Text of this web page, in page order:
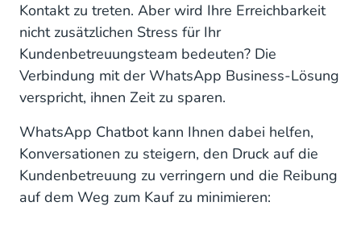
Kontakt zu treten. Aber wird Ihre Erreichbarkeit
nicht zusätzlichen Stress für Ihr
Kundenbetreuungsteam bedeuten? Die
Verbindung mit der WhatsApp Business-Lösung
verspricht, ihnen Zeit zu sparen.
WhatsApp Chatbot kann Ihnen dabei helfen,
Konversationen zu steigern, den Druck auf die
Kundenbetreuung zu verringern und die Reibung
auf dem Weg zum Kauf zu minimieren: